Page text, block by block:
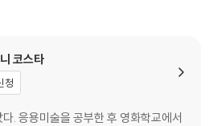
코스타
청
. 응용미술을 공부한 후 영화학교에서